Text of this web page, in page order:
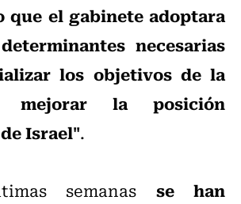
que el gabinete adoptara
necesarias
los objetivos de la
la posición
Israel".
semanas se han